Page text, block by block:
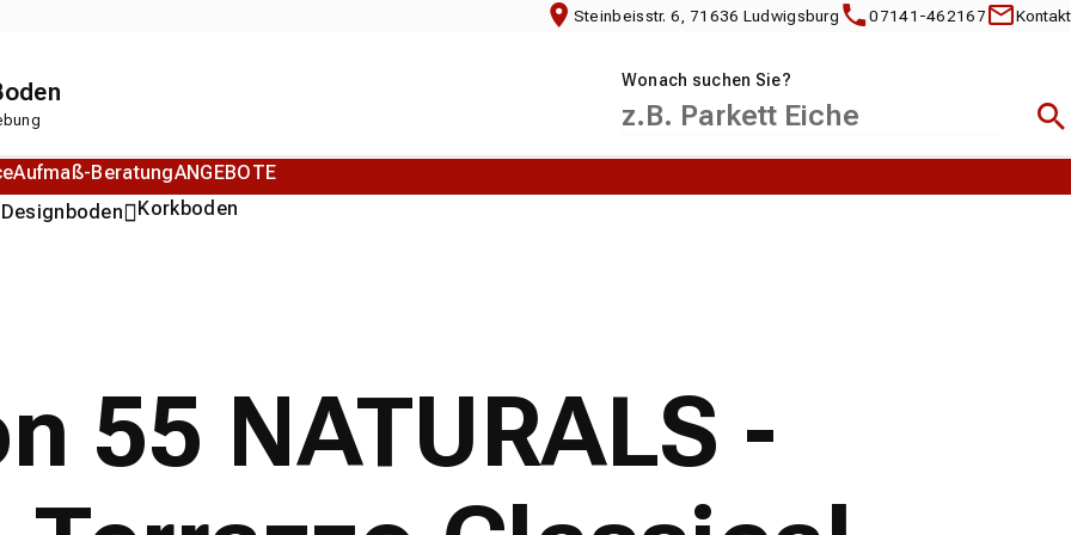
Steinbeisstr. 6, 71636 Ludwigsburg 07141-462167 Kontakt
Wonach suchen Sie?
Designboden Korkboden
Aufmaß-BeratungANGEBOTE
55 NATURALS -